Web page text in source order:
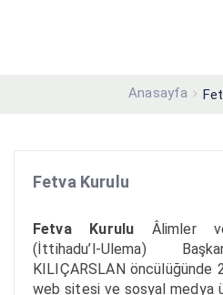
Anasayfa
Fetva Kurulu
Fetva Kurulu Âlimler
(İttihadu’l-Ulema)
KILIÇARSLAN öncülüğünde
web sitesi ve sosyal medya